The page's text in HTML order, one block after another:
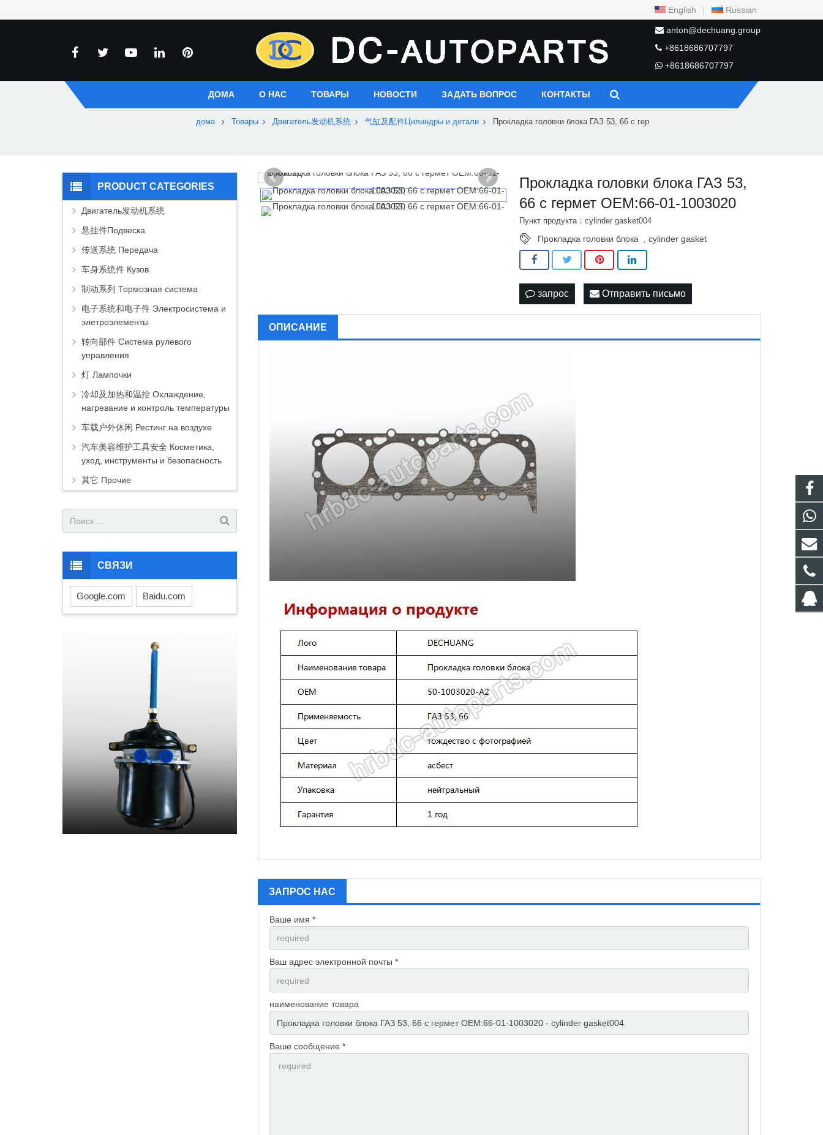
English | Russian
anton@dechuang.group
+8618686707797
+8618686707797
ДОМА О НАС ТОВАРЫ НОВОСТИ ЗАДАТЬ ВОПРОС КОНТАКТЫ
дома Товары Двигатель发动机系统 气缸及配件Цилиндры и детали Прокладка головки блока ГАЗ 53, 66 с гер
Прокладка головки блока ГАЗ 53,
66 с гермет OEM:66-01-1003020
Пункт продукта：cylinder gasket004
Прокладка головки блока ,cylinder gasket
запрос Отправить письмо
ОПИСАНИЕ
ЗАПРОС НАС
Ваше имя *
Ваш адрес электронной почты *
наименование товара
Ваше сообщение *
PRODUCT CATEGORIES
Двигатель发动机系统
悬挂件Подвеска
传送系统 Передача
车身系统件 Кузов
制动系列 Тормозная система
电子系统和电子件 Электросистема и
элетроэлементы
转向部件 Система рулевого
управления
灯 Лампочки
冷却及加热和温控 Охлаждение,
нагревание и контроль температуры
车载户外休闲 Рестинг на воздухе
汽车美容维护工具安全 Косметика,
уход, инструменты и безопасность
其它 Прочие
СВЯЗИ
Google.com Baidu.com